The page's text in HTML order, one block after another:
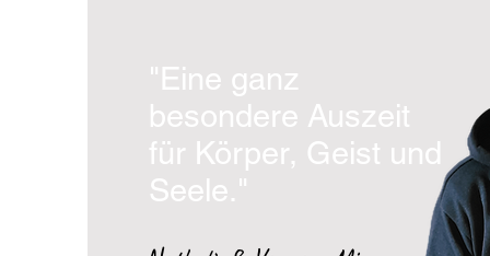
"Eine ganz
besondere Auszeit
für Körper, Geist und
Seele."